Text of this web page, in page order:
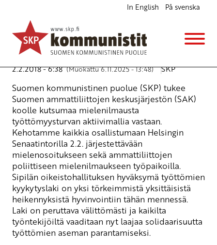
In English På svenska
SKP tukee SAK:n aktiivimallia vastustavaa
mielenosoitusta
Kannanotot
Avainsanat:äänityöttömälle,mielenosoitus
2.2.2018 - 6:38(Muokattu 6.11.2025 - 13:48) SKP
Suomen kommunistinen puolue (SKP) tukee
Suomen ammattiliittojen keskusjärjestön (SAK)
koolle kutsumaa mielenilmausta
työttömyysturvan aktiivimallia vastaan.
Kehotamme kaikkia osallistumaan Helsingin
Senaatintorilla 2.2. järjestettävään
mielenosoitukseen sekä ammattiliittojen
poliittiseen mielenilmaukseen työpaikoilla.
Sipilän oikeistohallituksen hyväksymä työttömien
kyykytyslaki on yksi törkeimmistä yksittäisistä
heikennyksistä hyvinvointiin tähän mennessä.
Laki on peruttava välittömästi ja kaikilta
työntekijöiltä vaaditaan nyt laajaa solidaarisuutta
työttömien aseman parantamiseksi.